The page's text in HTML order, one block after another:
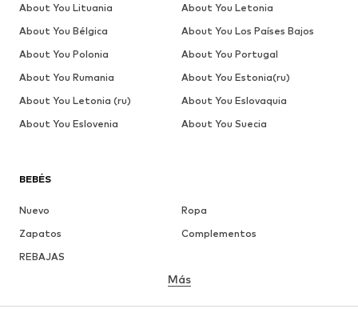
BEBÉS
Nuevo
Ropa
Zapatos
Complementos
REBAJAS
Más
About You Lituania
About You Letonia
About You Bélgica
About You Los Países Bajos
About You Polonia
About You Portugal
About You Rumania
About You Estonia(ru)
About You Letonia (ru)
About You Eslovaquia
About You Eslovenia
About You Suecia